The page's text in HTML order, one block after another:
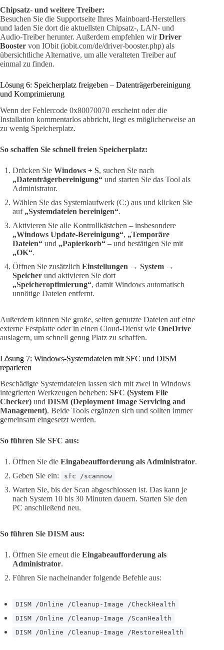
Chipsatz- und weitere Treiber:
Besuchen Sie die Supportseite Ihres Mainboard-Herstellers
und laden Sie dort die aktuellsten Chipsatz-, LAN- und
Audio-Treiber herunter. Außerdem empfehlen wirDriver
Booster von IObit (iobit.com/de/driver-booster.php) als
übersichtliche Alternative, um alle veralteten Treiber auf
einmal zu finden.
Lösung 6: Speicherplatz freigeben – Datenträgerbereinigung
und Komprimierung
Wenn der Fehlercode 0x80070070 erscheint oder die
Installation kommentarlos abbricht, liegt es möglicherweise an
zu wenig Speicherplatz.
So schaffen Sie schnell freien Speicherplatz:
Drücken Sie Windows + S, suchen Sie nach
„Datenträgerbereinigung“ und starten Sie das Tool als
Administrator.
Wählen Sie das Systemlaufwerk (C:) aus und klicken Sie
auf „Systemdateien bereinigen“.
Aktivieren Sie alle Kontrollkästchen – insbesondere
„Windows Update-Bereinigung“, „Temporäre
Dateien“ und „Papierkorb“ – und bestätigen Sie mit
„OK“.
Öffnen Sie zusätzlich Einstellungen → System →
Speicher und aktivieren Sie dort
„Speicheroptimierung“, damit Windows automatisch
unnötige Dateien entfernt.
Außerdem können Sie große, selten genutzte Dateien auf eine
externe Festplatte oder in einen Cloud-Dienst wie OneDrive
auslagern, um schnell genug Platz zu schaffen.
Lösung 7: Windows-Systemdateien mit SFC und DISM
reparieren
Beschädigte Systemdateien lassen sich mit zwei in Windows
integrierten Werkzeugen beheben: SFC (System File
Checker) und DISM (Deployment Image Servicing and
Management). Beide Tools ergänzen sich und sollten immer
gemeinsam eingesetzt werden.
So führen Sie SFC aus:
Öffnen Sie die Eingabeaufforderung als Administrator.
Geben Sie ein:
sfc /scannow
Warten Sie, bis der Scan abgeschlossen ist. Das kann je
nach System 10 bis 30 Minuten dauern. Starten Sie den
PC anschließend neu.
So führen Sie DISM aus:
Öffnen Sie erneut die Eingabeaufforderung als
Administrator.
Führen Sie nacheinander folgende Befehle aus:
DISM /Online /Cleanup-Image /CheckHealth
DISM /Online /Cleanup-Image /ScanHealth
DISM /Online /Cleanup-Image /RestoreHealth